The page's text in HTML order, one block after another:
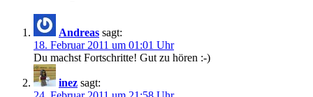
Andreas sagt:
18. Februar 2011 um 01:01 Uhr
Du machst Fortschritte! Gut zu hören :-)
inez sagt: